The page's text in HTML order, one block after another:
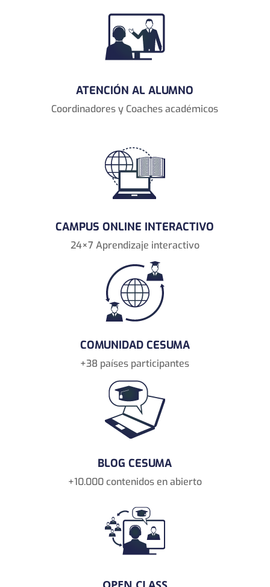
ATENCIÓN AL ALUMNO
Coordinadores y Coaches académicos
CAMPUS ONLINE INTERACTIVO
24×7 Aprendizaje interactivo
COMUNIDAD CESUMA
+38 países participantes
BLOG CESUMA
+10.000 contenidos en abierto